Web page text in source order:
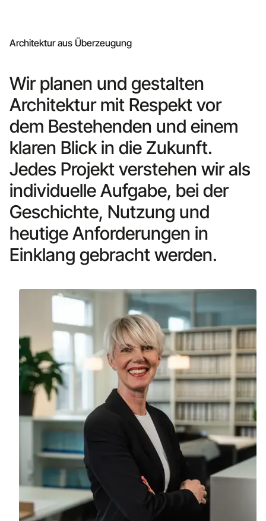
Architektur aus Überzeugung
Wir planen und gestalten
Architektur mit Respekt vor
dem Bestehenden und einem
klaren Blick in die Zukunft.
Jedes Projekt verstehen wir als
individuelle Aufgabe, bei der
Geschichte, Nutzung und
heutige Anforderungen in
Einklang gebracht werden.